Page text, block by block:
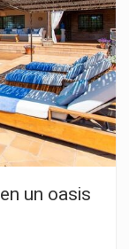
gimnasio – Baño
llano
una
Lista para
para que te
un oasis